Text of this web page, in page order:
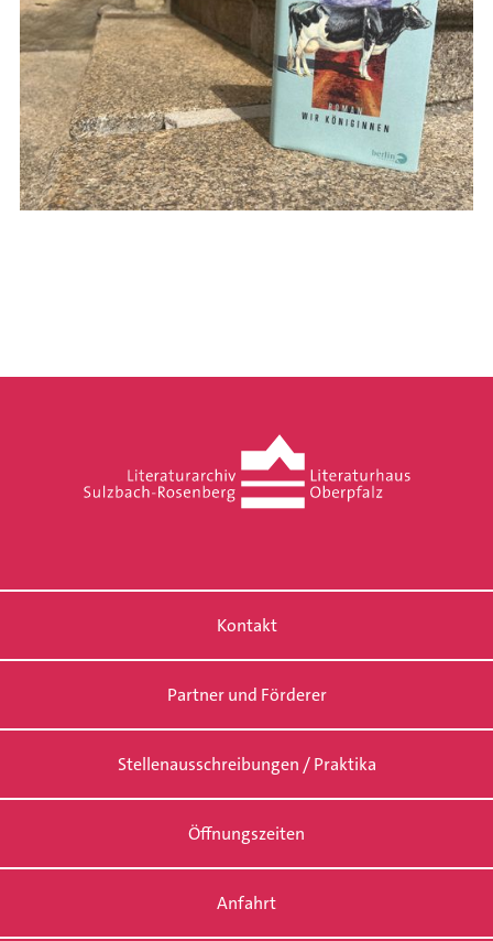
Kontakt
Partner und Förderer
Stellenausschreibungen / Praktika
Öffnungszeiten
Anfahrt